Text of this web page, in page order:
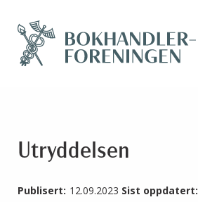
Utryddelsen
Publisert: 12.09.2023 Sist oppdatert: